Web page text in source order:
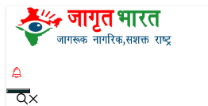
Skip
to
Menu